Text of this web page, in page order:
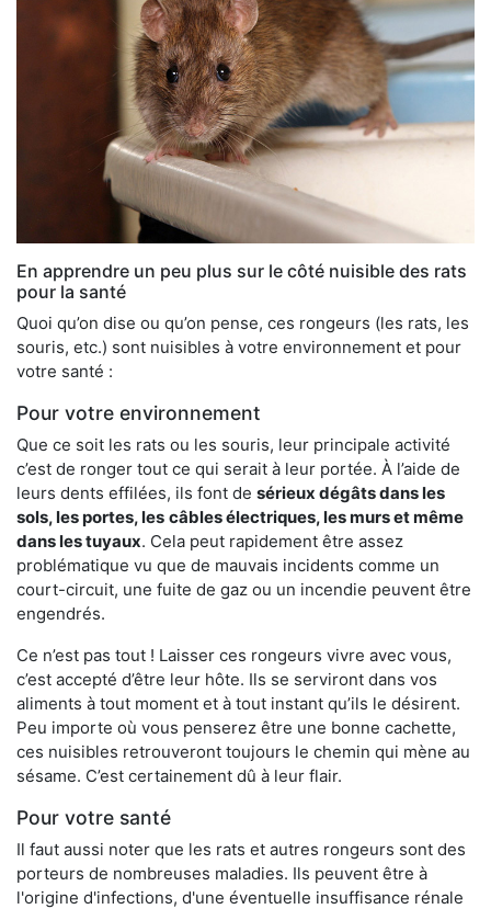
En apprendre un peu plus sur le côté nuisible des rats
pour la santé
Quoi qu’on dise ou qu’on pense, ces rongeurs (les rats, les
souris, etc.) sont nuisibles à votre environnement et pour
votre santé :
Pour votre environnement
Que ce soit les rats ou les souris, leur principale activité
c’est de ronger tout ce qui serait à leur portée. À l’aide de
leurs dents effilées, ils font de sérieux dégâts dans les
sols, les portes, les câbles électriques, les murs et même
dans les tuyaux. Cela peut rapidement être assez
problématique vu que de mauvais incidents comme un
court-circuit, une fuite de gaz ou un incendie peuvent être
engendrés.
Ce n’est pas tout ! Laisser ces rongeurs vivre avec vous,
c’est accepté d’être leur hôte. Ils se serviront dans vos
aliments à tout moment et à tout instant qu’ils le désirent.
Peu importe où vous penserez être une bonne cachette,
ces nuisibles retrouveront toujours le chemin qui mène au
sésame. C’est certainement dû à leur flair.
Pour votre santé
Il faut aussi noter que les rats et autres rongeurs sont des
porteurs de nombreuses maladies. Ils peuvent être à
l'origine d'infections, d'une éventuelle insuffisance rénale